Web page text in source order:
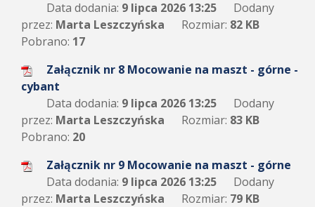
Data dodania: 9 lipca 2026 13:25
Dodany
przez: Marta Leszczyńska Rozmiar: 82 KB
Pobrano: 17
Załącznik nr 8 Mocowanie na maszt - górne -
cybant
Data dodania: 9 lipca 2026 13:25
Dodany
przez: Marta Leszczyńska Rozmiar: 83 KB
Pobrano: 20
Załącznik nr 9 Mocowanie na maszt - górne
Data dodania: 9 lipca 2026 13:25
Dodany
przez: Marta Leszczyńska Rozmiar: 79 KB